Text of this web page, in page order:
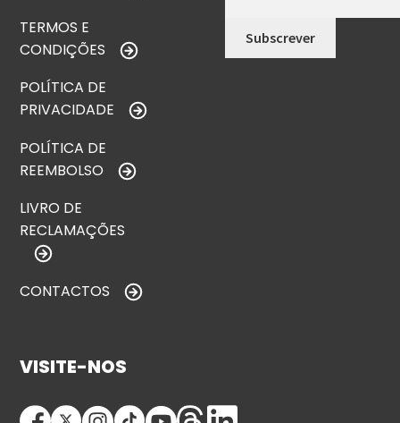
TERMOS E
CONDIÇÕES
POLÍTICA DE
PRIVACIDADE
POLÍTICA DE
REEMBOLSO
LIVRO DE
RECLAMAÇÕES
CONTACTOS
VISITE-NOS